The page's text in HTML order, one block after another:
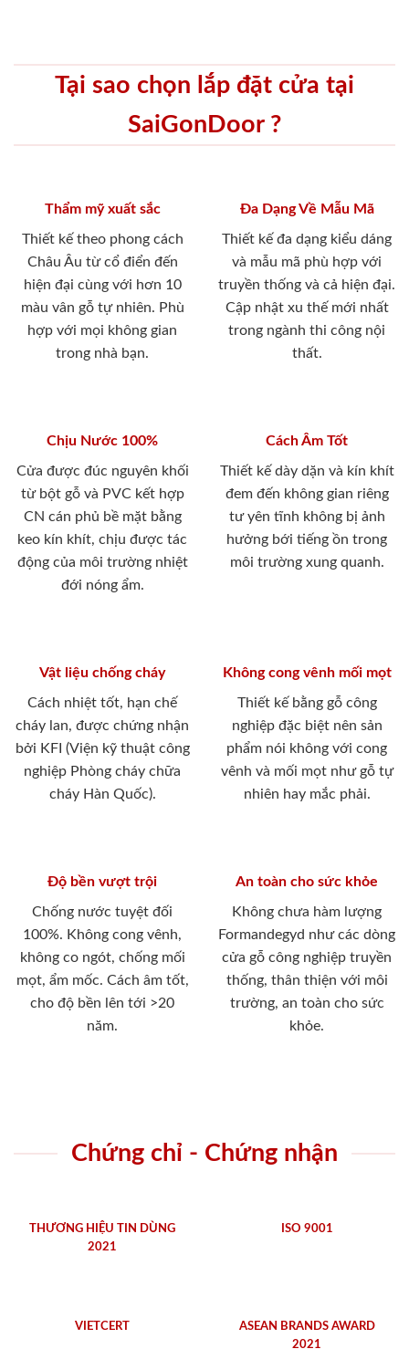
Tại sao chọn lắp đặt cửa tại
SaiGonDoor ?
Thẩm mỹ xuất sắc
Thiết kế theo phong cách
Châu Âu từ cổ điển đến
hiện đại cùng với hơn 10
màu vân gỗ tự nhiên. Phù
hợp với mọi không gian
trong nhà bạn.
Đa Dạng Về Mẫu Mã
Thiết kế đa dạng kiểu dáng
và mẫu mã phù hợp với
truyền thống và cả hiện đại.
Cập nhật xu thế mới nhất
trong ngành thi công nội
thất.
Chịu Nước 100%
Cửa được đúc nguyên khối
từ bột gỗ và PVC kết hợp
CN cán phủ bề mặt bằng
keo kín khít, chịu được tác
động của môi trường nhiệt
đới nóng ẩm.
Cách Âm Tốt
Thiết kế dày dặn và kín khít
đem đến không gian riêng
tư yên tĩnh không bị ảnh
hưởng bới tiếng ồn trong
môi trường xung quanh.
Vật liệu chống cháy
Cách nhiệt tốt, hạn chế
cháy lan, được chứng nhận
bởi KFI (Viện kỹ thuật công
nghiệp Phòng cháy chữa
cháy Hàn Quốc).
Không cong vênh mối mọt
Thiết kế bằng gỗ công
nghiệp đặc biệt nên sản
phẩm nói không với cong
vênh và mối mọt như gỗ tự
nhiên hay mắc phải.
Độ bền vượt trội
Chống nước tuyệt đối
100%. Không cong vênh,
không co ngót, chống mối
mọt, ẩm mốc. Cách âm tốt,
cho độ bền lên tới >20
năm.
An toàn cho sức khỏe
Không chưa hàm lượng
Formandegyd như các dòng
cửa gỗ công nghiệp truyền
thống, thân thiện với môi
trường, an toàn cho sức
khỏe.
Chứng chỉ - Chứng nhận
THƯƠNG HIỆU TIN DÙNG
2021
ISO 9001
VIETCERT
ASEAN BRANDS AWARD
2021